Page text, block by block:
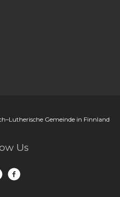
Gemeinde in Finnland
Us